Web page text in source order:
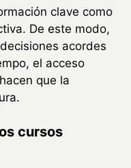
clave como
De este modo,
acordes
el acceso
que la
cursos